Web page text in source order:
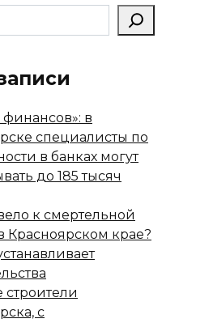
в
специалисты по
в банках могут
до 185 тысяч
к смертельной
Красноярском крае?
с